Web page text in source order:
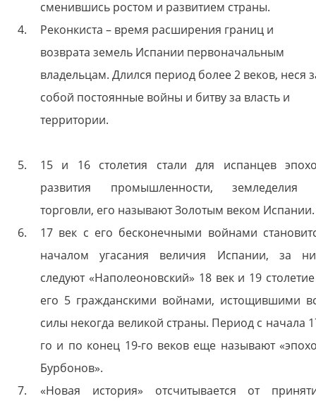
сменившись ростом и развитием страны.
Реконкиста – время расширения границ и
возврата земель Испании первоначальным
владельцам. Длился период более 2 веков, неся
собой постоянные войны и битву за власть и
территории.
15 и 16 столетия стали для испанцев
развития промышленности, земледелия
торговли, его называют Золотым веком Испании.
17 век с его бесконечными войнами
началом угасания величия Испании, за
следуют «Наполеоновский» 18 век и 19
его 5 гражданскими войнами, истощившими
силы некогда великой страны. Период с начала
го и по конец 19-го веков еще называют
Бурбонов».
«Новая история» отсчитывается от